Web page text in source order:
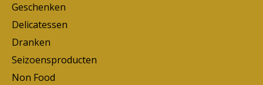
Geschenken
Delicatessen
Dranken
Seizoensproducten
Non Food